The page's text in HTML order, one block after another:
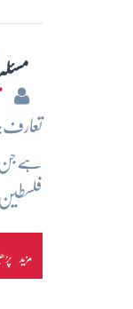
مزید